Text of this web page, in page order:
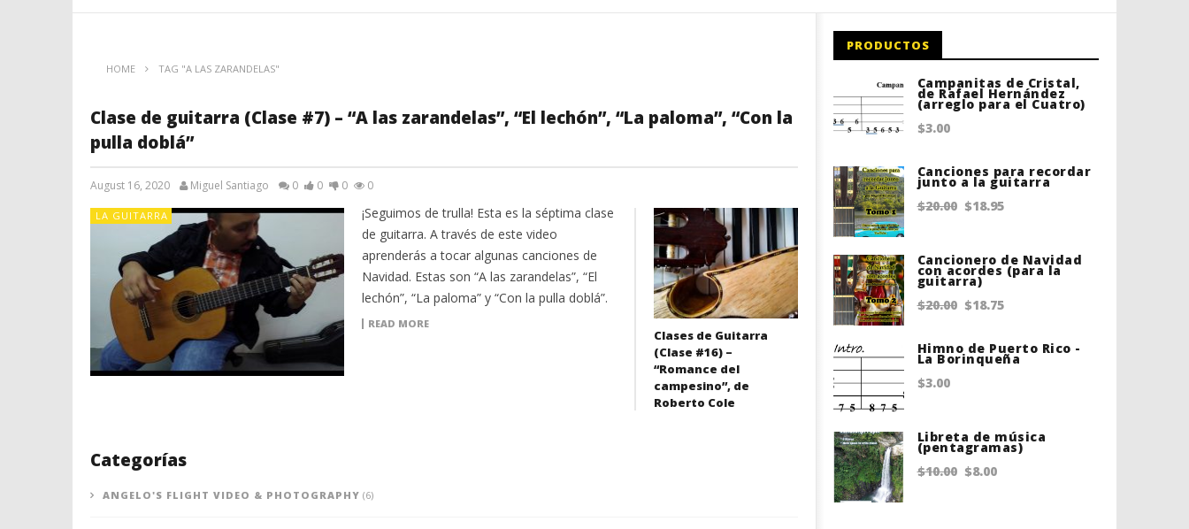
HOME TAG "A LAS ZARANDELAS"
Clase de guitarra (Clase #7) – “A las zarandelas”, “El lechón”, “La paloma”, “Con la
pulla doblá”
August 16, 2020 Miguel Santiago 0 0 0 0
LA GUITARRA
¡Seguimos de trulla! Esta es la séptima clase
de guitarra. A través de este video
aprenderás a tocar algunas canciones de
Navidad. Estas son “A las zarandelas”, “El
lechón”, “La paloma” y “Con la pulla doblá”.
READ MORE
Clases de Guitarra
(Clase #16) –
“Romance del
campesino”, de
Roberto Cole
Categorías
ANGELO'S FLIGHT VIDEO & PHOTOGRAPHY (6)
PRODUCTOS
Campanitas de Cristal,
de Rafael Hernández
(arreglo para el Cuatro)
$3.00
Canciones para recordar
junto a la guitarra
$20.00 Original
was:
$20.00.
$18.95
is:
$18.95.
Cancionero de Navidad
con acordes (para la
guitarra)
$20.00 Original
was:
$18.75
is:
Himno de Puerto Rico -
La Borinqueña
$3.00
Libreta de música
(pentagramas)
$10.00 Original
$8.00